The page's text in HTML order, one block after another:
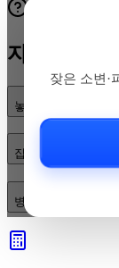
잦은 소변·
자주 묻는
놓치기 쉬운 당뇨
집에서 어떤 자가체
병원에는 언제 가고